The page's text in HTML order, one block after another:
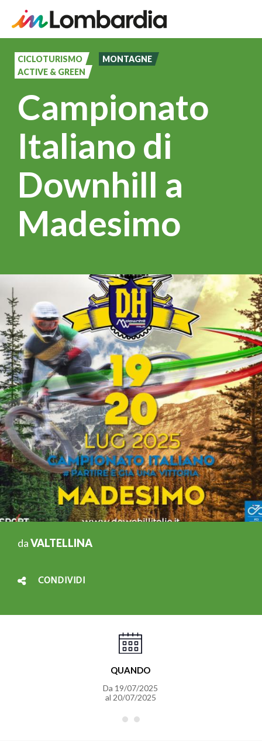
contenuto
principale
CICLOTURISMO
MONTAGNE
ACTIVE & GREEN
Campionato
Italiano di
Downhill a
Madesimo
daVALTELLINA
CONDIVIDI
QUANDO
Da 19/07/2025
al 20/07/2025